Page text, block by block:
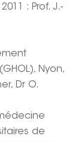
: Prof. J.-
Nyon,
Dr O.
de